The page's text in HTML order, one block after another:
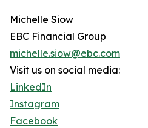
Michelle Siow
EBC Financial Group
michelle.siow@ebc.com
Visit us on social media:
LinkedIn
Instagram
Facebook